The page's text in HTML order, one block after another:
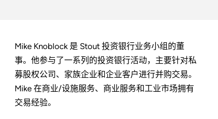
Mike Knoblock 是 Stout 投资银行业务小组的董
事。他参与了一系列的投资银行活动，主要针对私
募股权公司、家族企业和企业客户进行并购交易。
Mike 在商业/设施服务、商业服务和工业市场拥有
交易经验。